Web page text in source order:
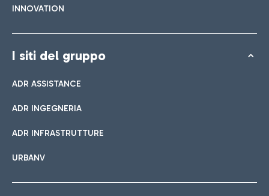
INNOVATION
I siti del gruppo
ADR ASSISTANCE
ADR INGEGNERIA
ADR INFRASTRUTTURE
URBANV